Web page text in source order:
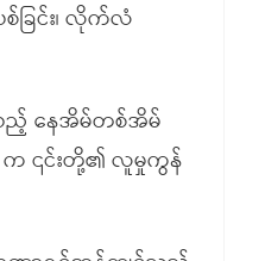
စ်ခြင်း၊ လိုက်လံ
ည့် နေအိမ်တစ်အိမ်
က ၎င်းတို့၏ လူမှုကွန်